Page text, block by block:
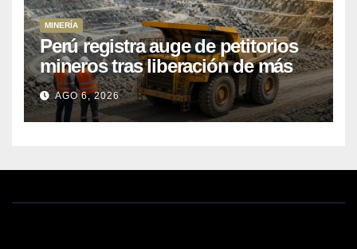
MINERÍA
Perú registra auge de petitorios
mineros tras liberación de más
de mil concesiones para explorar
cobre y oro
AGO 6, 2026